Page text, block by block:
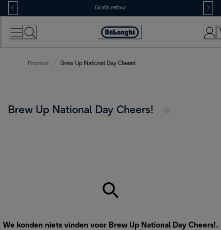
Skip
to
Content
Gratis retour
Accessibility
Promosi Brew Up National Day Cheers!
Brew Up National Day Cheers!
We konden niets vinden voor Brew Up National Day Cheers!.